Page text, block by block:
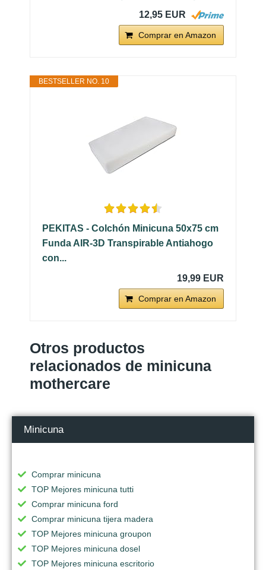
12,95 EUR
Comprar en Amazon
BESTSELLER NO. 10
PEKITAS - Colchón Minicuna 50x75 cm
Funda AIR-3D Transpirable Antiahogo
con...
19,99 EUR
Comprar en Amazon
Otros productos
relacionados de minicuna
mothercare
Minicuna
Comprar minicuna
TOP Mejores minicuna tutti
Comprar minicuna ford
Comprar minicuna tijera madera
TOP Mejores minicuna groupon
TOP Mejores minicuna dosel
TOP Mejores minicuna escritorio